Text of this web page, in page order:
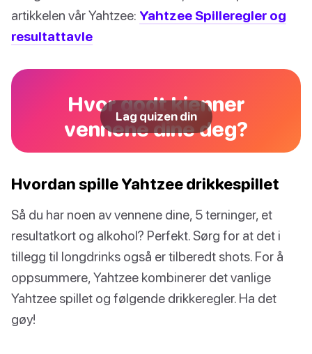
artikkelen vår Yahtzee: Yahtzee Spilleregler og
resultattavle
Hvor godt kjenner
vennene dine deg?
Lag quizen din
Hvordan spille Yahtzee drikkespillet
Så du har noen av vennene dine, 5 terninger, et
resultatkort og alkohol? Perfekt. Sørg for at det i
tillegg til longdrinks også er tilberedt shots. For å
oppsummere, Yahtzee kombinerer det vanlige
Yahtzee spillet og følgende drikkeregler. Ha det
gøy!